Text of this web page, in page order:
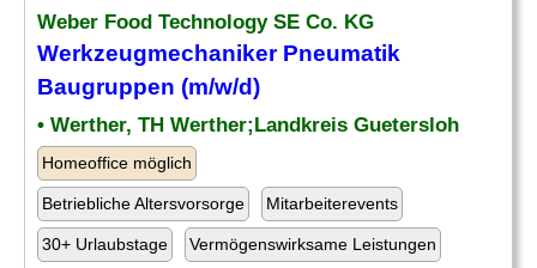
Weber Food Technology SE Co. KG
Werkzeugmechaniker Pneumatik
Baugruppen (m/w/d)
• Werther, TH Werther;Landkreis Guetersloh
Homeoffice möglich
Betriebliche Altersvorsorge Mitarbeiterevents
30+ Urlaubstage Vermögenswirksame Leistungen